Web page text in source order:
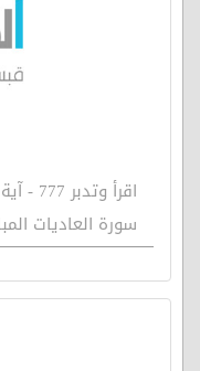
اقرأ
سورة العاديات